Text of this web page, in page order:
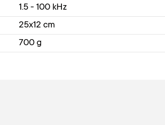
1.5 - 100 kHz
25x12 cm
700 g